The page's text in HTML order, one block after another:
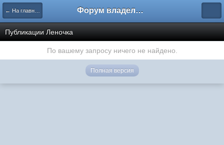
← На главную Форум владельцев интернет-магазинов
Публикации Леночка
По вашему запросу ничего не найдено.
Полная версия